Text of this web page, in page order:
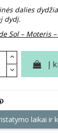
dalies
dydį.
Sol – Moteris
Į
laikai ir